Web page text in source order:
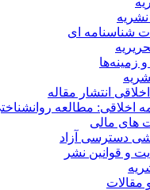
ای
انتشار مقاله
اخلاقی: مطالعه روانشناختی
مالی
آزاد
و قوانین نشر